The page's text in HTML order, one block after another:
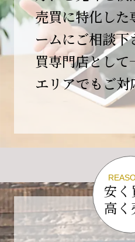
この節目を無事に迎える
は、日頃よりご愛顧いた
力添えをいただいている
支えてくださったすべて
げであり、心より深く感
10年という年月の中で、
ただき、今日の当社があ
しかしながら、10周年
る企業へと成長してまい
変化の激しい時代だから
挑戦を続け、社会に必要
けることをお約束いたし
今後とも変わらぬご支援
売買に特化した
ームにご相談
買専門店とし
エリアでもご対
安く
高く